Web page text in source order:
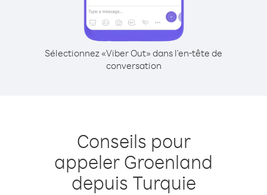
Sélectionnez «Viber Out» dans l'en-tête de
conversation
Conseils pour
appeler Groenland
depuis Turquie